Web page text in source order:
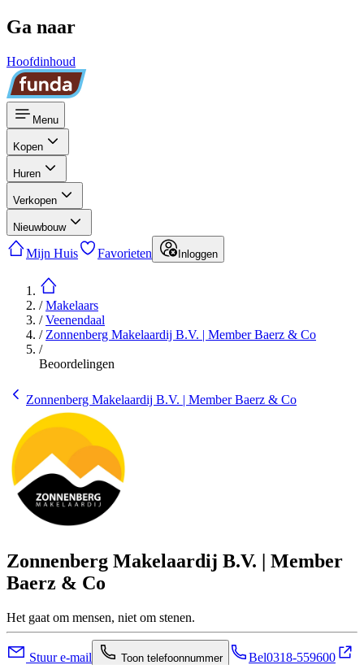
Ga naar
Hoofdinhoud
Menu
Kopen
Huren
Verkopen
Nieuwbouw
Mijn Huis Favorieten Inloggen
/Makelaars
/Veenendaal
/ Zonnenberg Makelaardij B.V. | Member Baerz & Co
/
Beoordelingen
Zonnenberg Makelaardij B.V. | Member Baerz & Co
Zonnenberg Makelaardij B.V. | Member
Baerz & Co
Het gaat om mensen, niet om stenen.
Stuur e-mail Toon telefoonnummer Bel0318-559600